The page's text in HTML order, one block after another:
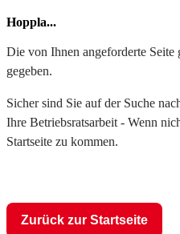
Hoppla...
Die von Ihnen angeforderte Seite
gegeben.
Sicher sind Sie auf der Suche
Ihre Betriebsratsarbeit - Wenn
Startseite zu kommen.
Zurück zur Startseite